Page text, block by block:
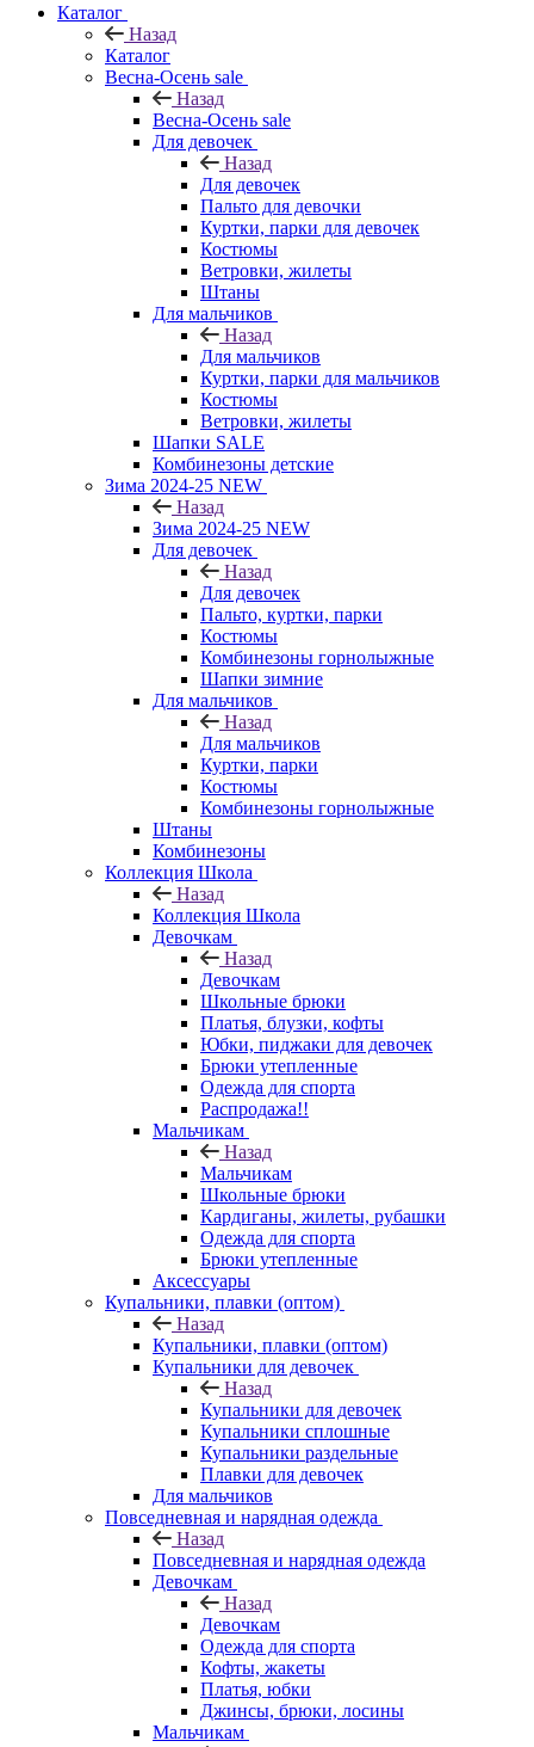
Каталог
Назад
Каталог
Весна-Осень sale
Назад
Весна-Осень sale
Для девочек
Назад
Для девочек
Пальто для девочки
Куртки, парки для девочек
Костюмы
Ветровки, жилеты
Штаны
Для мальчиков
Назад
Для мальчиков
Куртки, парки для мальчиков
Костюмы
Ветровки, жилеты
Шапки SALE
Комбинезоны детские
Зима 2024-25 NEW
Назад
Зима 2024-25 NEW
Для девочек
Назад
Для девочек
Пальто, куртки, парки
Костюмы
Комбинезоны горнолыжные
Шапки зимние
Для мальчиков
Назад
Для мальчиков
Куртки, парки
Костюмы
Комбинезоны горнолыжные
Штаны
Комбинезоны
Коллекция Школа
Назад
Коллекция Школа
Девочкам
Назад
Девочкам
Школьные брюки
Платья, блузки, кофты
Юбки, пиджаки для девочек
Брюки утепленные
Одежда для спорта
Распродажа!!
Мальчикам
Назад
Мальчикам
Школьные брюки
Кардиганы, жилеты, рубашки
Одежда для спорта
Брюки утепленные
Аксессуары
Купальники, плавки (оптом)
Назад
Купальники, плавки (оптом)
Купальники для девочек
Назад
Купальники для девочек
Купальники сплошные
Купальники раздельные
Плавки для девочек
Для мальчиков
Повседневная и нарядная одежда
Назад
Повседневная и нарядная одежда
Девочкам
Назад
Девочкам
Одежда для спорта
Кофты, жакеты
Платья, юбки
Джинсы, брюки, лосины
Мальчикам